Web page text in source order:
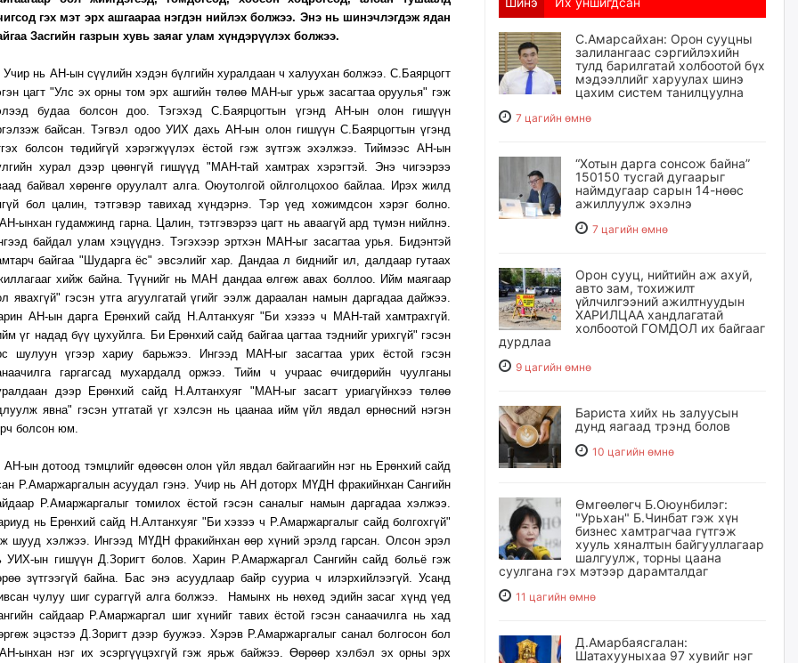
гэх мэт эрх ашгаараа нэгдэн нийлэх болжээ. Энэ нь шинэчлэгдэж ядан
Засгийн газрын хувь заяаг улам хүндэрүүлэх болжээ.
нь АН-ын сүүлийн хэдэн бүлгийн хуралдаан ч халуухан болжээ. С.Баярцогт
цагт "Улс эх орны том эрх ашгийн төлөө МАН-ыг урьж засагтаа оруулья" гэж
будаа болсон доо. Тэгэхэд С.Баярцогтын үгэнд АН-ын олон гишүүн
байсан. Тэгвэл одоо УИХ дахь АН-ын олон гишүүн С.Баярцогтын үгэнд
болсон төдийгүй хэрэгжүүлэх ёстой гэж зүтгэж эхэлжээ. Тиймээс АН-ын
хурал дээр цөөнгүй гишүүд "МАН-тай хамтрах хэрэгтэй. Энэ чигээрээ
байвал хөрөнгө оруулалт алга. Оюутолгой ойлголцохоо байлаа. Ирэх жилд
бол цалин, тэтгэвэр тавихад хүндэрнэ. Тэр үед хожимдсон хэрэг болно.
ынхан гудамжинд гарна. Цалин, тэтгэвэрээ цагт нь аваагүй ард түмэн нийлнэ.
байдал улам хэцүүднэ. Тэгэхээр эртхэн МАН-ыг засагтаа урья. Бидэнтэй
байгаа "Шударга ёс" эвсэлийг хар. Дандаа л биднийг ил, далдаар гутаах
хийж байна. Түүнийг нь МАН дандаа өлгөж авах боллоо. Ийм маягаар
явахгүй" гэсэн утга агуулгатай үгийг ээлж дараалан намын даргадаа дайжээ.
АН-ын дарга Ерөнхий сайд Н.Алтанхуяг "Би хэзээ ч МАН-тай хамтрахгүй.
үг надад бүү цухуйлга. Би Ерөнхий сайд байгаа цагтаа тэднийг урихгүй" гэсэн
шулуун үгээр хариу барьжээ. Ингээд МАН-ыг засагтаа урих ёстой гэсэн
гаргагсад мухардалд оржээ. Тийм ч учраас өчигдөрийн чуулганы
дээр Ерөнхий сайд Н.Алтанхуяг "МАН-ыг засагт уриагүйнхээ төлөө
явна" гэсэн утгатай үг хэлсэн нь цаанаа ийм үйл явдал өрнөсний нэгэн
болсон юм.
ын дотоод тэмцлийг өдөөсөн олон үйл явдал байгаагийн нэг нь Ерөнхий сайд
Р.Амаржаргалын асуудал гэнэ. Учир нь АН доторх МҮДН фракийнхан Сангийн
Р.Амаржаргалыг томилох ёстой гэсэн саналыг намын даргадаа хэлжээ.
нь Ерөнхий сайд Н.Алтанхуяг "Би хэзээ ч Р.Амаржаргалыг сайд болгохгүй"
шууд хэлжээ. Ингээд МҮДН фракийнхан өөр хүний эрэлд гарсан. Олсон эрэл
УИХ-ын гишүүн Д.Зоригт болов. Харин Р.Амаржаргал Сангийн сайд больё гэж
зүтгээгүй байна. Бас энэ асуудлаар байр сууриа ч илэрхийлээгүй. Усанд
чулуу шиг сураггүй алга болжээ. Намынх нь нөхөд эдийн засаг хүнд үед
сайдаар Р.Амаржаргал шиг хүнийг тавих ёстой гэсэн санаачилга нь хад
эцэстээ Д.Зоригт дээр буужээ. Хэрэв Р.Амаржаргалыг санал болгосон бол
ынхан нэг их эсэргүүцэхгүй гэж ярьж байжээ. Өөрөөр хэлбэл эх орны эрх
С.Амарсайхан: Орон сууцны
залилангаас сэргийлэхийн
тулд барилгатай холбоотой бүх
мэдээллийг харуулах шинэ
цахим систем танилцуулна
7 цагийн өмнө
“Хотын дарга сонсож байна”
150150 тусгай дугаарыг
наймдугаар сарын 14-нөөс
ажиллуулж эхэлнэ
7 цагийн өмнө
Орон сууц, нийтийн аж ахуй,
авто зам, тохижилт
үйлчилгээний ажилтнуудын
ХАРИЛЦАА хандлагатай
холбоотой ГОМДОЛ их байгааг
дурдлаа
9 цагийн өмнө
Бариста хийх нь залуусын
дунд яагаад трэнд болов
10 цагийн өмнө
Өмгөөлөгч Б.Оюунбилэг:
"Урьхан" Б.Чинбат гэж хүн
бизнес хамтрагчаа гүтгэж
хууль хяналтын байгууллагаар
шалгуулж, торны цаана
суулгана гэх мэтээр дарамталдаг
11 цагийн өмнө
Д.Амарбаясгалан:
Шатахууныхаа 97 хувийг нэг